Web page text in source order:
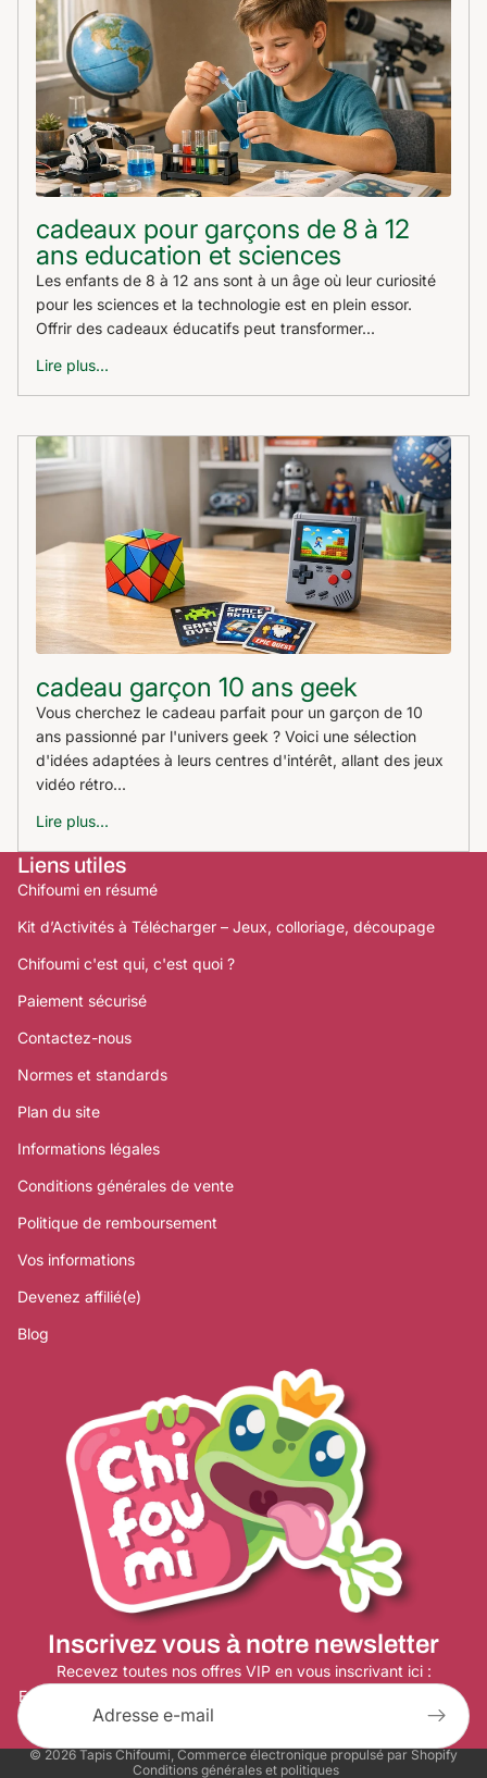
cadeaux pour garçons de 8 à 12
ans education et sciences
Les enfants de 8 à 12 ans sont à un âge où leur curiosité
pour les sciences et la technologie est en plein essor.
Offrir des cadeaux éducatifs peut transformer...
Lire plus...
cadeau garçon 10 ans geek
Vous cherchez le cadeau parfait pour un garçon de 10
ans passionné par l'univers geek ? Voici une sélection
d'idées adaptées à leurs centres d'intérêt, allant des jeux
vidéo rétro...
Lire plus...
Liens utiles
Chifoumi en résumé
Kit d’Activités à Télécharger – Jeux, colloriage, découpage
Chifoumi c'est qui, c'est quoi ?
Paiement sécurisé
Contactez-nous
Normes et standards
Plan du site
Informations légales
Conditions générales de vente
Politique de remboursement
Vos informations
Devenez affilié(e)
Blog
Inscrivez vous à notre newsletter
Recevez toutes nos offres VIP en vous inscrivant ici :
E-mail
© 2026Tapis Chifoumi,Commerce électronique propulsé par Shopify
Conditions générales et politiques
Politique de remboursement
Politique de confidentialité
Conditions d’utilisation
Politique d’expédition
Coordonnées